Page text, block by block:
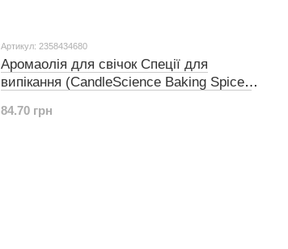
Артикул: 2358434680
Аромаолія для свічок Спеції для
випікання (CandleScience Baking Spices
84.70 грн